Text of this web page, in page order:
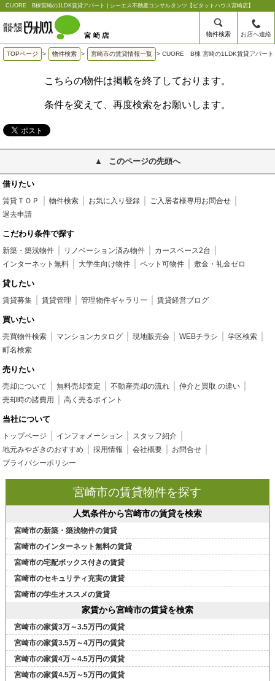
CUORE B棟宮崎の1LDK賃貸アパート | シーエス不動産コンサルタンツ【ピタットハウス宮崎店】
物件検索 お店へ連絡
TOPページ > 物件検索 > 宮崎市の賃貸情報一覧 > CUORE B棟 宮崎の1LDK賃貸アパート
こちらの物件は掲載を終了しております。
条件を変えて、再度検索をお願いします。
このページの先頭へ
借りたい
賃貸ＴＯＰ 物件検索 お気に入り登録
ご入居者様専用お問合せ
退去申請
こだわり条件で探す
新築・築浅物件 リノベーション済み物件
カースペース2台
インターネット無料
大学生向け物件 ペット可物件 敷金・礼金ゼロ
貸したい
賃貸募集 賃貸管理 管理物件ギャラリー 賃貸経営ブログ
買いたい
売買物件検索 マンションカタログ 現地販売会 WEBチラシ
学区検索
町名検索
売りたい
売却について 無料売却査定 不動産売却の流れ
仲介と買取 の違い
売却時の諸費用
高く売るポイント
当社について
トップページ インフォメーション
スタッフ紹介
地元みやざきのおすすめ
採用情報 会社概要
お問合せ
プライバシーポリシー
宮崎市の賃貸物件を探す
人気条件から宮崎市の賃貸を検索
宮崎市の新築・築浅物件の賃貸
宮崎市のインターネット無料の賃貸
宮崎市の宅配ボックス付きの賃貸
宮崎市のセキュリティ充実の賃貸
宮崎市の学生オススメの賃貸
家賃から宮崎市の賃貸を検索
宮崎市の家賃3万～3.5万円の賃貸
宮崎市の家賃3.5万～4万円の賃貸
宮崎市の家賃4万～4.5万円の賃貸
宮崎市の家賃4.5万～5万円の賃貸